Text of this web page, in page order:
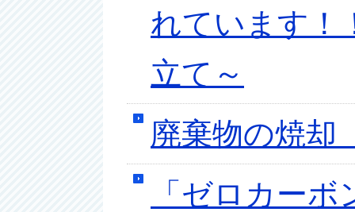
れています！
立て～
廃棄物の焼却
「ゼロカー